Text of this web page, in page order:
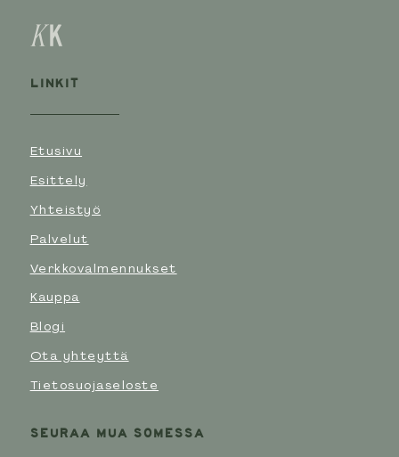
LINKIT
Etusivu
Esittely
Yhteistyö
Palvelut
Verkkovalmennukset
Kauppa
Blogi
Ota yhteyttä
Tietosuojaseloste
SEURAA MUA SOMESSA